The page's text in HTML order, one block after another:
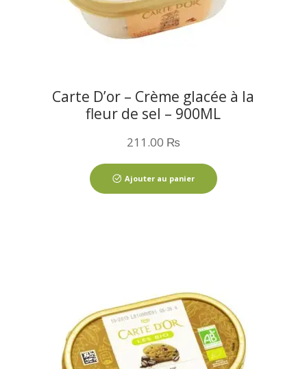
Carte D’or – Crème glacée à la
fleur de sel – 900ML
211.00 ₨
Ajouter au panier